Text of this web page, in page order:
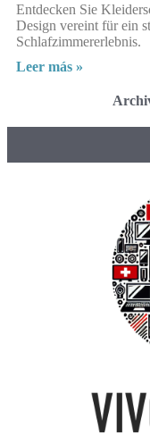
Entdecken Sie
Design vereint für ein
Schlafzimmererlebnis.
Leer más »